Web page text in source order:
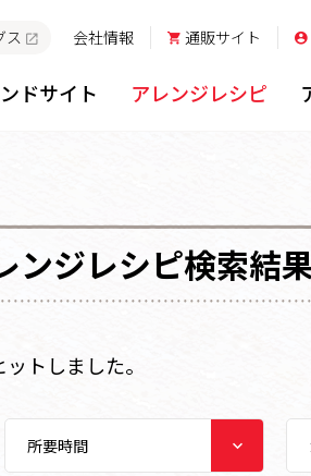
ス 会社情報 通販サイト
ドサイト アレンジレシピ
ンジレシピ検索結
ットしました。